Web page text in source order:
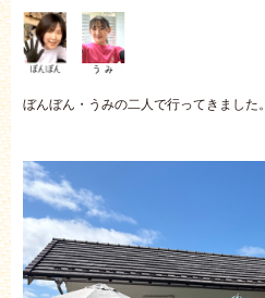
ぼんぼん・うみの二人で行ってきました。